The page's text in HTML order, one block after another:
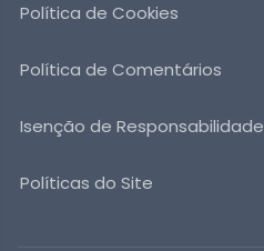
Política de Cookies
Política de Comentários
Isenção de Responsabilidade
Políticas do Site